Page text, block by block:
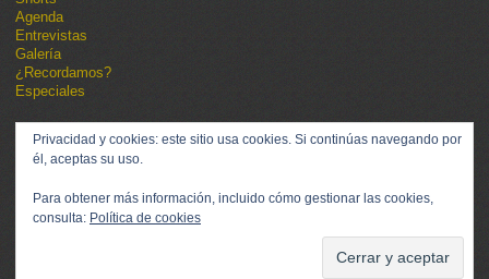
Agenda
Entrevistas
Galería
¿Recordamos?
Especiales
Privacidad y cookies: este sitio usa cookies. Si continúas navegando por
él, aceptas su uso.
Para obtener más información, incluido cómo gestionar las cookies,
consulta: Política de cookies